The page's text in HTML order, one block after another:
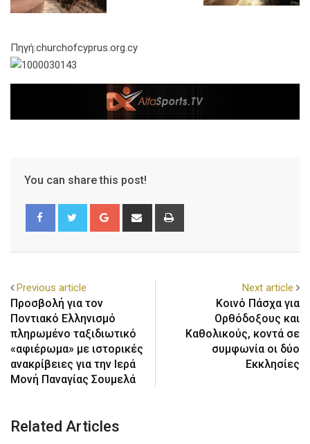
Πηγή:churchofcyprus.org.cy
You can share this post!
Previous article
Προσβολή για τον
Ποντιακό Ελληνισμό
πληρωμένο ταξιδιωτικό
«αφιέρωμα» με ιστορικές
ανακρίβειες για την Ιερά
Μονή Παναγίας Σουμελά
Next article
Κοινό Πάσχα για
Ορθόδοξους και
Καθολικούς, κοντά σε
συμφωνία οι δύο
Εκκλησίες
Related Articles